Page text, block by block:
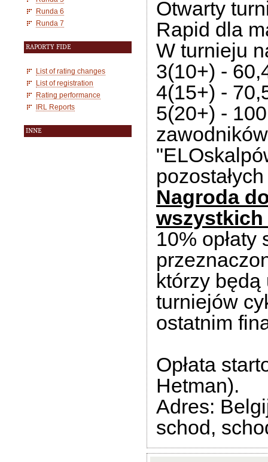
Runda 6
Runda 7
RAPORTY FIDE
List of rating changes
List of registration
Rating performance
IRL Reports
INNE
Otwarty
Rapid dla
W turnieju
3(10+) -
4(15+) -
5(20+) -
Nagroda
wszystkich
10%
którzy
turniejów
ostatnim
Opłata
Hetman).
Adres:
schod,